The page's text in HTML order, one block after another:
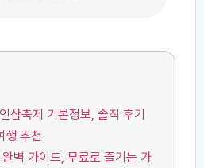
삼축제 기본정보, 솔직 후기
행 추천
벽 가이드, 무료로 즐기는 가